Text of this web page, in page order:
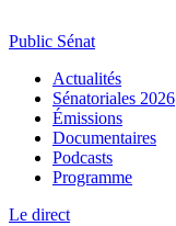
Public Sénat
Actualités
Sénatoriales 2026
Émissions
Documentaires
Podcasts
Programme
Le direct